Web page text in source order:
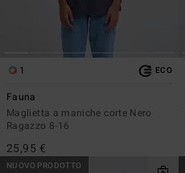
1 ECO
Fauna
Maglietta a maniche corte Nero
Ragazzo 8-16
25,95 €
NUOVO PRODOTTO